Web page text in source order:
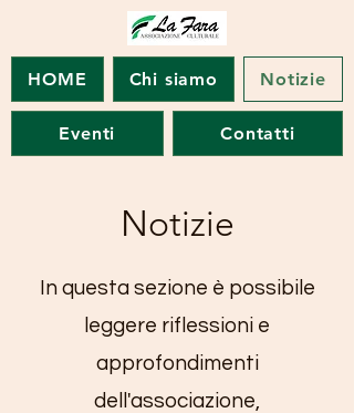
HOME Chi siamo Notizie
Eventi Contatti
Notizie
In questa sezione è possibile
leggere riflessioni e
approfondimenti
dell'associazione,